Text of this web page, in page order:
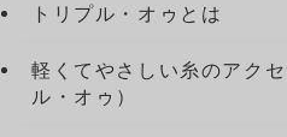
トリプル・オゥとは
軽くてやさしい糸のアク
ル・オゥ）